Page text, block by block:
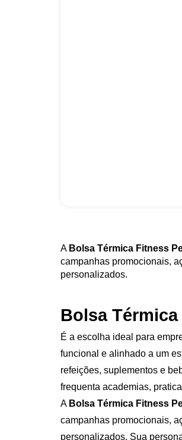
A Bolsa Térmica Fitness
campanhas promocionais,
personalizados.
Bolsa
É a escolha ideal para
funcional e alinhado a um
refeições, suplementos e
frequenta academias,
A Bolsa Térmica Fitness
campanhas promocionais,
personalizados. Sua